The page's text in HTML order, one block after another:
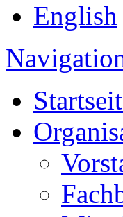
English